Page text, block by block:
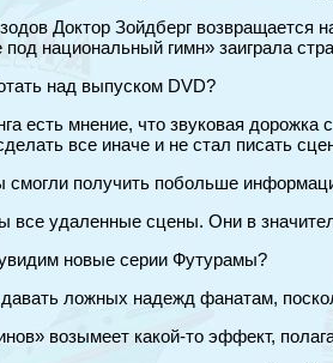
Доктор Зойдберг возвращается
под национальный гимн» заиграла
над выпуском DVD?
есть мнение, что звуковая
все иначе и не стал писать
смогли получить побольше
все удаленные сцены. Они в
новые серии Футурамы?
ложных надежд фанатам,
возымеет какой-то эффект,